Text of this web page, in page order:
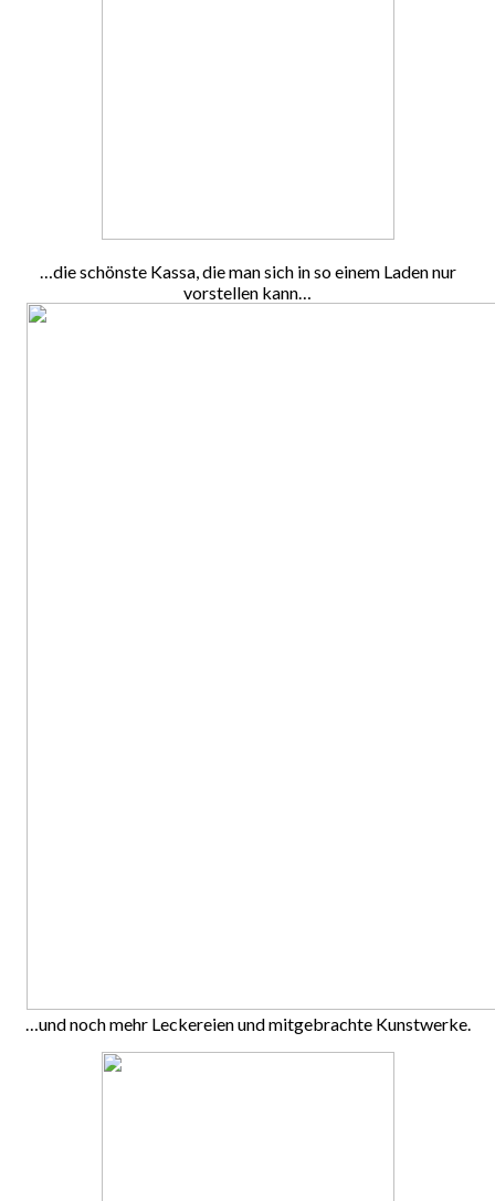
…die schönste Kassa, die man sich in so einem Laden nur
vorstellen kann…
…und noch mehr Leckereien und mitgebrachte Kunstwerke.